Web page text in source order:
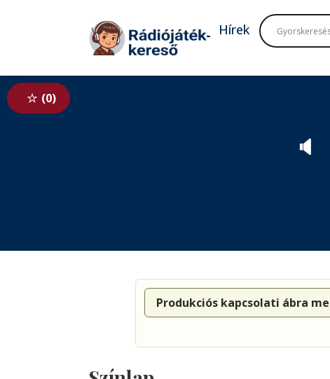
Tovább a tartalomhoz
Hírek
0
🔈
Produkciós kapcsolati ábra